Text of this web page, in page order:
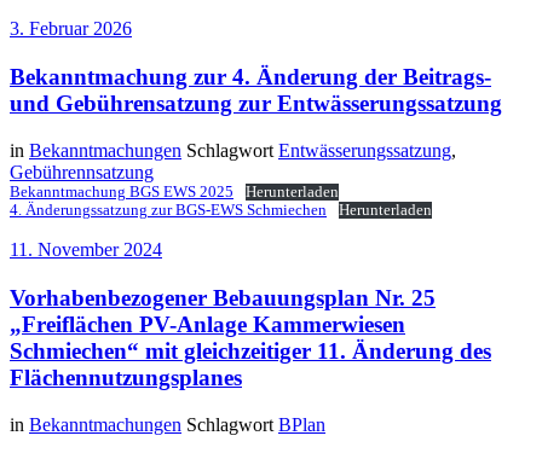
3. Februar 2026
Bekanntmachung zur 4. Änderung der Beitrags-
und Gebührensatzung zur Entwässerungssatzung
in Bekanntmachungen Schlagwort Entwässerungssatzung,
Gebührennsatzung
Bekanntmachung BGS EWS 2025
Herunterladen
4. Änderungssatzung zur BGS-EWS Schmiechen
Herunterladen
11. November 2024
Vorhabenbezogener Bebauungsplan Nr. 25
„Freiflächen PV-Anlage Kammerwiesen
Schmiechen“ mit gleichzeitiger 11. Änderung des
Flächennutzungsplanes
in Bekanntmachungen Schlagwort BPlan